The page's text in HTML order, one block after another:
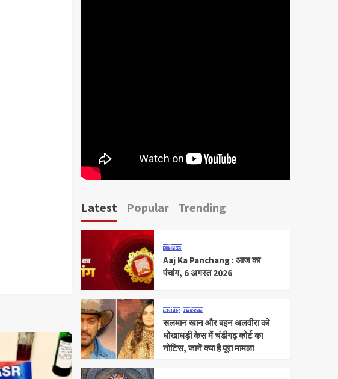
Latest Popular Trending
राशिफल
Aaj Ka Panchang : आज का
पंचांग, 6 अगस्त 2026
चंडीगढ़ मनोरंजन
सलमान खान और बहन अलवीरा को
धोखाधड़ी केस में चंडीगढ़ कोर्ट का
नोटिस, जानें क्या है पूरा मामला